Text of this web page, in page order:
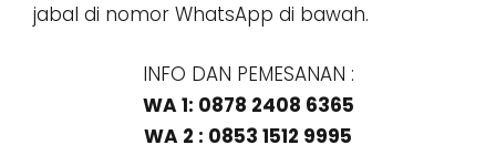
jabal di nomor WhatsApp di bawah.
INFO DAN PEMESANAN :
WA 1: 0878 2408 6365
WA 2 : 0853 1512 9995